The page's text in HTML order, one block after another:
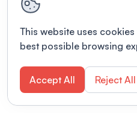
This website uses
best possible browsing
Accept All Reject All